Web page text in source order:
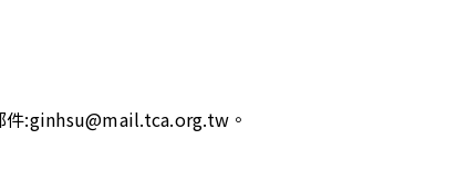
件:ginhsu@mail.tca.org.tw。